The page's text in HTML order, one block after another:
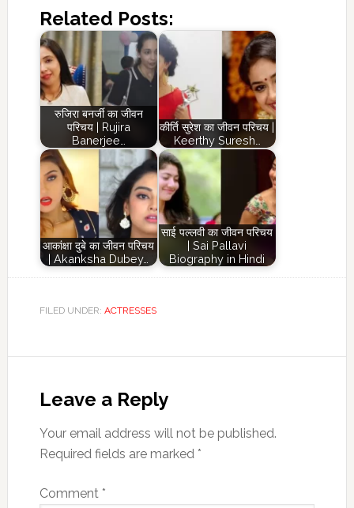
Related Posts:
रुजिरा बनर्जी का जीवन
परिचय | Rujira
Banerjee…
कीर्ति सुरेश का जीवन परिचय |
Keerthy Suresh…
आकांक्षा दुबे का जीवन परिचय
| Akanksha Dubey…
साई पल्लवी का जीवन परिचय
| Sai Pallavi
Biography in Hindi
FILED UNDER: ACTRESSES
Interactions
Leave a Reply
Your email address will not be published.
Required fields are marked *
Comment *